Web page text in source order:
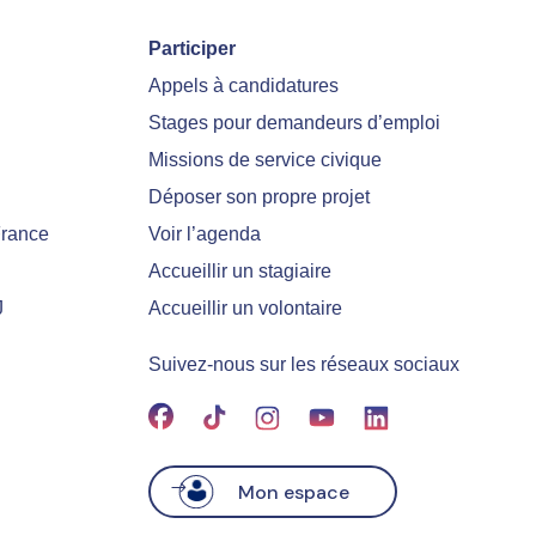
Participer
Appels à candidatures
Stages pour demandeurs d’emploi
Missions de service civique
Déposer son propre projet
Voir l’agenda
Accueillir un stagiaire
Accueillir un volontaire
Suivez-nous sur les réseaux sociaux
Mon espace